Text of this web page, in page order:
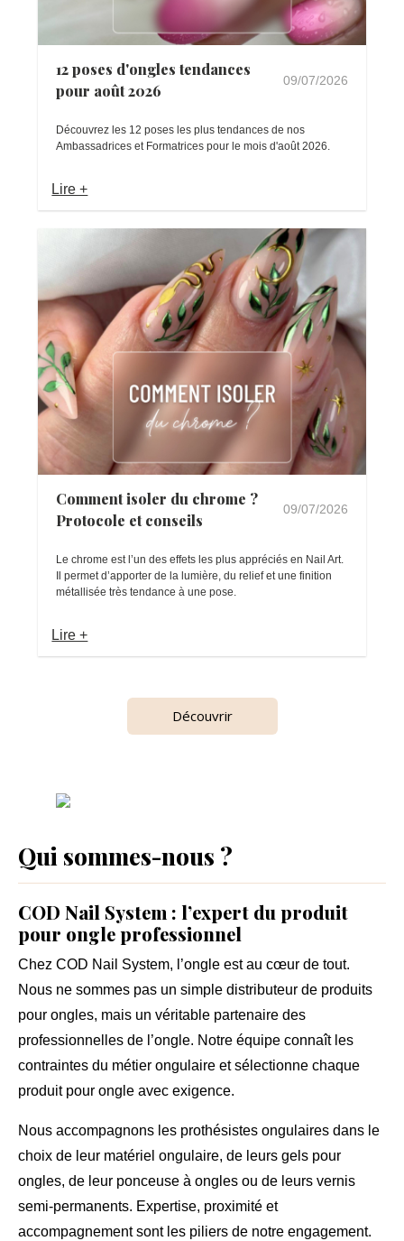
12 poses d'ongles tendances
pour août 2026
09/07/2026
Découvrez les 12 poses les plus tendances de nos
Ambassadrices et Formatrices pour le mois d'août 2026.
Lire +
Comment isoler du chrome ?
Protocole et conseils
09/07/2026
Le chrome est l’un des effets les plus appréciés en Nail Art.
Il permet d’apporter de la lumière, du relief et une finition
métallisée très tendance à une pose.
Lire +
Découvrir
Qui sommes-nous ?
COD Nail System : l’expert du produit
pour ongle professionnel
Chez COD Nail System, l’ongle est au cœur de tout.
Nous ne sommes pas un simple distributeur de produits
pour ongles, mais un véritable partenaire des
professionnelles de l’ongle. Notre équipe connaît les
contraintes du métier ongulaire et sélectionne chaque
produit pour ongle avec exigence.
Nous accompagnons les prothésistes ongulaires dans le
choix de leur matériel ongulaire, de leurs gels pour
ongles, de leur ponceuse à ongles ou de leurs vernis
semi-permanents. Expertise, proximité et
accompagnement sont les piliers de notre engagement.